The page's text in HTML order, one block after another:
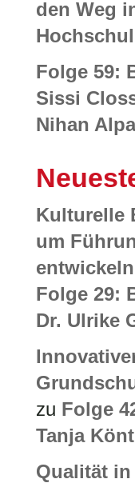
den Weg
Folge 59:
Sissi
Nihan
Kulturelle
um
Folge 29:
Dr. Ulrike
zu Folge
Tanja
Qualität